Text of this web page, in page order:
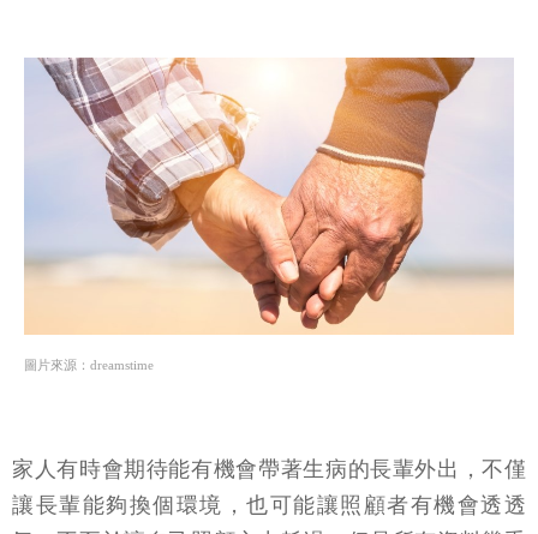
圖片來源：dreamstime
家人有時會期待能有機會帶著生病的長輩外出，不僅
讓長輩能夠換個環境，也可能讓照顧者有機會透透